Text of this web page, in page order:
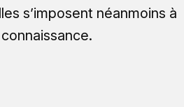
s’imposent néanmoins à